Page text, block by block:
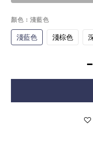
顏色 : 淺藍色
淺藍色 淺棕色